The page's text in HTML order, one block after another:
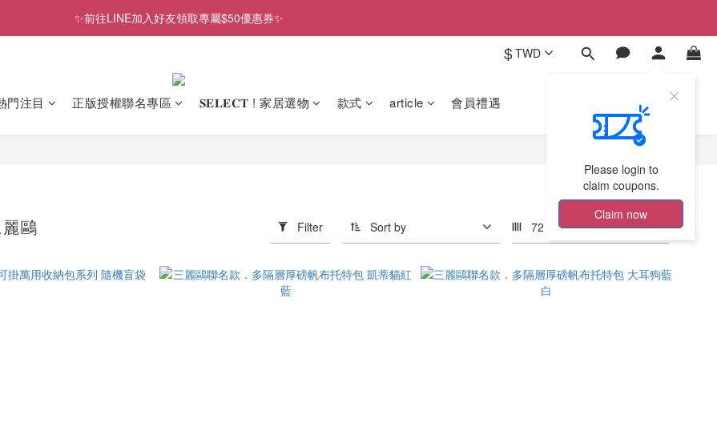
歡慶SNOOPY生日❤限時1件免運
✨前往LINE加入好友領取專屬$50優惠券✨
歡慶SNOOPY生日❤限時1件免運
$TWD
Please login to
claim coupons.
Claim now
門注目 正版授權聯名專區 𝐒𝐄𝐋𝐄𝐂𝐓 ! 家居選物 款式 article 會員禮遇
鷗 Filter Sort by 72 Items per page